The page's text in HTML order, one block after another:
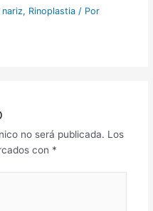
, Rinoplastia/ Por
no será publicada. Los
con *